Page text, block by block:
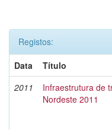
Registos:
Data
Título
2011
Infraestrutura de
Nordeste 2011